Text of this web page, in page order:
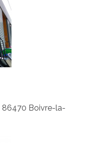
86470 Boivre-la-